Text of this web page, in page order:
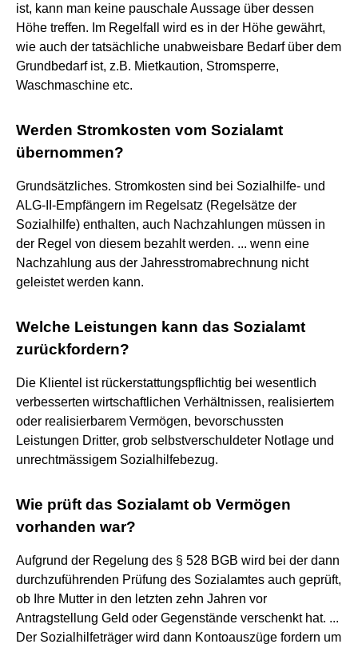
ist, kann man keine pauschale Aussage über dessen
Höhe treffen. Im Regelfall wird es in der Höhe gewährt,
wie auch der tatsächliche unabweisbare Bedarf über dem
Grundbedarf ist, z.B. Mietkaution, Stromsperre,
Waschmaschine etc.
Werden Stromkosten vom Sozialamt
übernommen?
Grundsätzliches. Stromkosten sind bei Sozialhilfe- und
ALG-II-Empfängern im Regelsatz (Regelsätze der
Sozialhilfe) enthalten, auch Nachzahlungen müssen in
der Regel von diesem bezahlt werden. ... wenn eine
Nachzahlung aus der Jahresstromabrechnung nicht
geleistet werden kann.
Welche Leistungen kann das Sozialamt
zurückfordern?
Die Klientel ist rückerstattungspflichtig bei wesentlich
verbesserten wirtschaftlichen Verhältnissen, realisiertem
oder realisierbarem Vermögen, bevorschussten
Leistungen Dritter, grob selbstverschuldeter Notlage und
unrechtmässigem Sozialhilfebezug.
Wie prüft das Sozialamt ob Vermögen
vorhanden war?
Aufgrund der Regelung des § 528 BGB wird bei der dann
durchzuführenden Prüfung des Sozialamtes auch geprüft,
ob Ihre Mutter in den letzten zehn Jahren vor
Antragstellung Geld oder Gegenstände verschenkt hat. ...
Der Sozialhilfeträger wird dann Kontoauszüge fordern um